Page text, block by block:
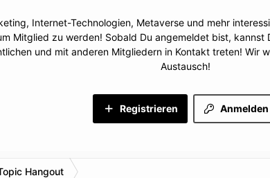
Internet-Technologien, Metaverse und mehr
Mitglied zu werden! Sobald Du angemeldet bist, kannst
und mit anderen Mitgliedern in Kontakt treten! Wir
Austausch!
Anmelden
Registrieren
Hangout